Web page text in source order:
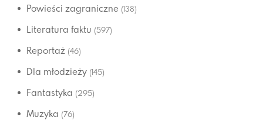
Powieści zagraniczne (138)
Literatura faktu (597)
Reportaż (46)
Dla młodzieży (145)
Fantastyka (295)
Muzyka (76)